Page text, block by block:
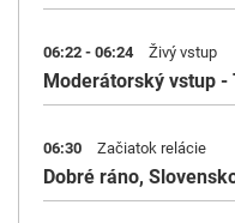
06:22 - 06:24 Živý vstup
Moderátorský vstup -
06:30 Začiatok relácie
Dobré ráno,